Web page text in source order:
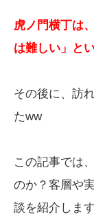
虎ノ門横丁は
は難しい」と
その後に、訪
たww
この記事では
のか？客層や
談を紹介します